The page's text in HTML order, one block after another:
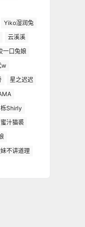
Yiko湿润兔
云溪溪
一口兔娘
w
星之迟迟
Shirly
蜜汁猫裘
不讲道理